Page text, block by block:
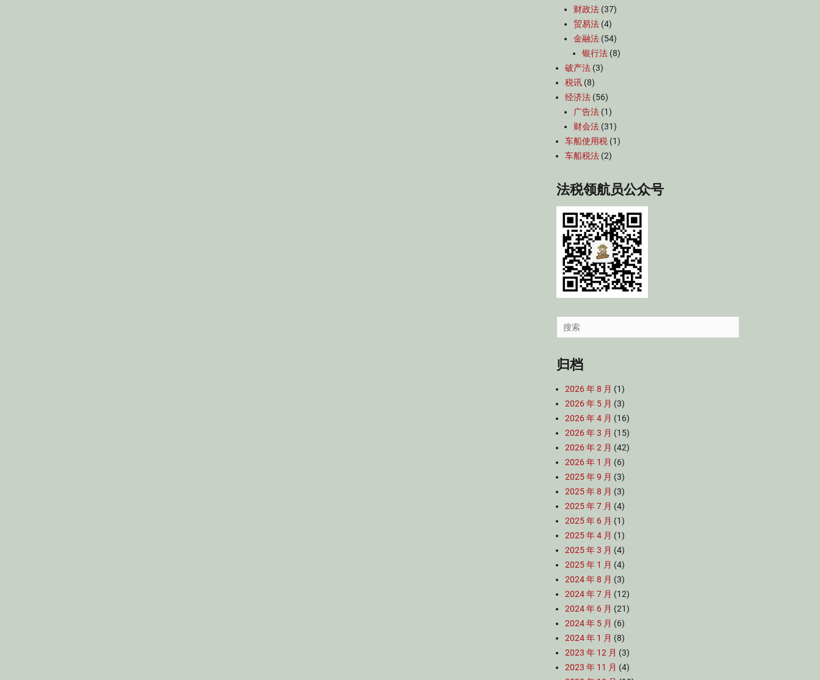
财政法 (37)
贸易法 (4)
金融法 (54)
银行法 (8)
破产法 (3)
税讯 (8)
经济法 (56)
广告法 (1)
财会法 (31)
车船使用税 (1)
车船税法 (2)
法税领航员公众号
Search
for:
归档
2026 年 8 月 (1)
2026 年 5 月 (3)
2026 年 4 月 (16)
2026 年 3 月 (15)
2026 年 2 月 (42)
2026 年 1 月 (6)
2025 年 9 月 (3)
2025 年 8 月 (3)
2025 年 7 月 (4)
2025 年 6 月 (1)
2025 年 4 月 (1)
2025 年 3 月 (4)
2025 年 1 月 (4)
2024 年 8 月 (3)
2024 年 7 月 (12)
2024 年 6 月 (21)
2024 年 5 月 (6)
2024 年 1 月 (8)
2023 年 12 月 (3)
2023 年 11 月 (4)